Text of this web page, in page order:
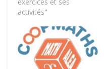
activités"